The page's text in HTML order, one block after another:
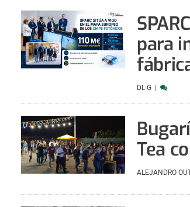
para
DL-G
Tea
ALEJANDRO